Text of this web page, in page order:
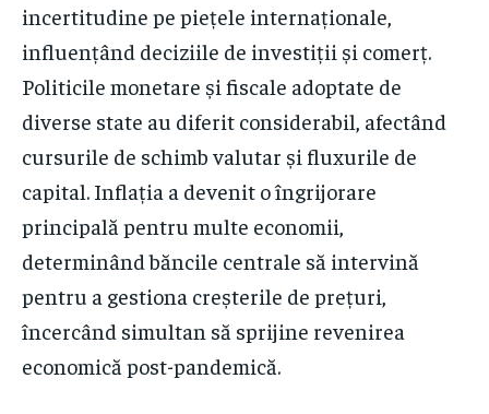
incertitudine pe piețele internaționale,
influențând deciziile de investiții și comerț.
Politicile monetare și fiscale adoptate de
diverse state au diferit considerabil, afectând
cursurile de schimb valutar și fluxurile de
capital. Inflația a devenit o îngrijorare
principală pentru multe economii,
determinând băncile centrale să intervină
pentru a gestiona creșterile de prețuri,
încercând simultan să sprijine revenirea
economică post-pandemică.